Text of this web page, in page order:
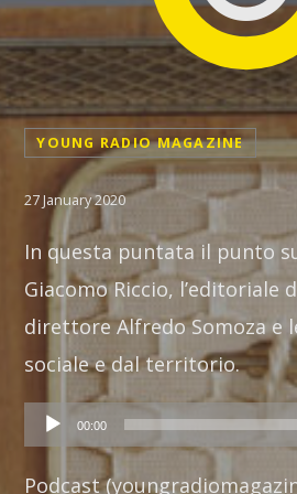
NOTTURNA
La rotazione musicale per chi la
può dormire.
Discover
UPCOMING SHOWS
YOUNG RADIO MAGAZINE
27 January 2020
In questa puntata il punto
Giacomo Riccio, l’editoriale
direttore Alfredo Somoza e
sociale e dal territorio.
Audio
Player
00:00
Podcast